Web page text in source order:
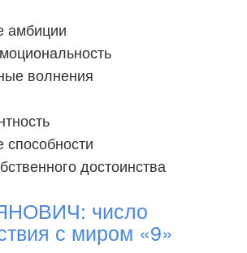
амбиции
волнения
способности
достоинства
число
с миром «9»